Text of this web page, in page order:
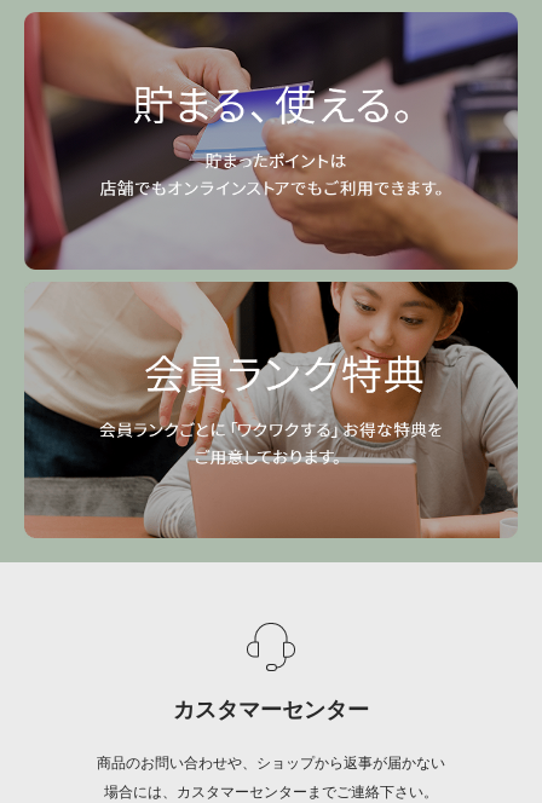
カスタマーセンター
商品のお問い合わせや、ショップから返事が届かない
場合には、カスタマーセンターまでご連絡下さい。